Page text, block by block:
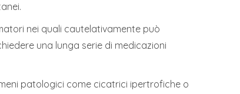
nei quali cautelativamente può
una lunga serie di medicazioni
patologici come cicatrici ipertrofiche o